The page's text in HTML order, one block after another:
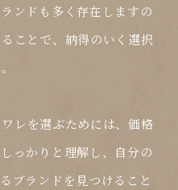
ンドも多く存在しますの
ことで、納得のいく選択
レを選ぶためには、価格
っかりと理解し、自分の
ブランドを見つけること